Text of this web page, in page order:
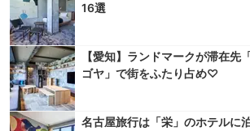
16選
【愛知】ランドマークが滞在先
ゴヤ」で街をふたり占め♡
名古屋旅行は「栄」のホテルに